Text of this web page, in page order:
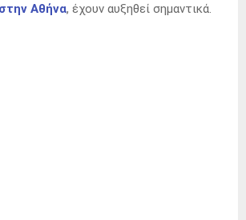
Αθήνα, έχουν αυξηθεί σημαντικά.